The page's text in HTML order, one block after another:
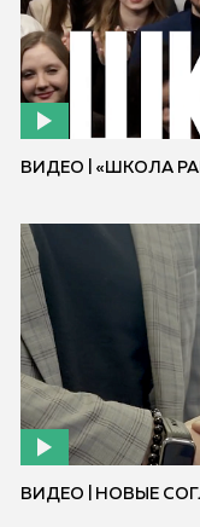
ВИДЕО | «ШКОЛА
ВИДЕО | НОВЫЕ